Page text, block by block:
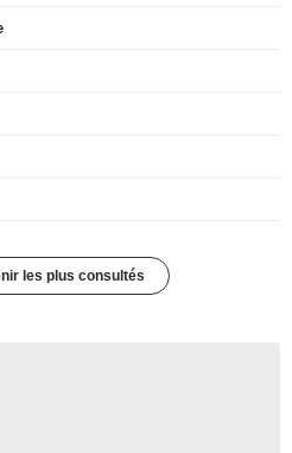
les plus consultés